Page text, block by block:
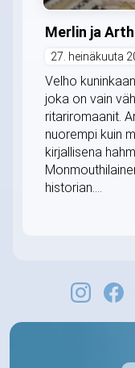
Merlin ja
27. heinäkuuta
Velho
joka on vain
ritariromaanit.
nuorempi kuin
kirjallisena
historian....